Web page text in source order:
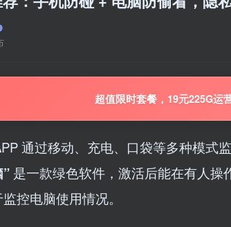
超值限时套餐，19元225G运
通过移动、充电、口袋等多种模式
是一款绿色软件，激活后能在有人
控电脑使用情况。